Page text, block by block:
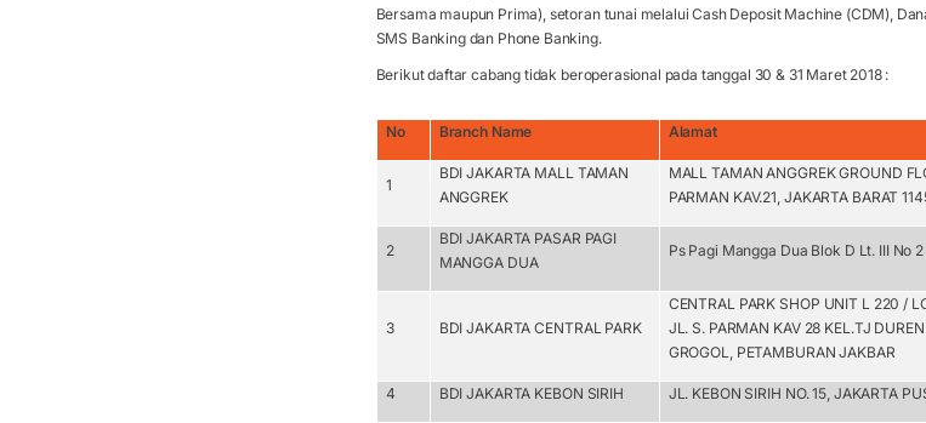
Bersama maupun Prima), setoran tunai melalui Cash Deposit Machine (CDM),
SMS Banking dan Phone Banking.
Berikut daftar cabang tidak beroperasional pada tanggal 30 & 31 Maret 2018 :
No Branch Name Alamat
1
BDI JAKARTA MALL TAMAN
ANGGREK
MALL TAMAN ANGGREK GROUND
PARMAN KAV.21, JAKARTA BARAT
2
BDI JAKARTA PASAR PAGI
MANGGA DUA
Ps Pagi Mangga Dua Blok D Lt. III No
3 BDI JAKARTA CENTRAL PARK
CENTRAL PARK SHOP UNIT L 220 /
JL. S. PARMAN KAV 28 KEL.TJ
GROGOL, PETAMBURAN JAKBAR
4 BDI JAKARTA KEBON SIRIH JL. KEBON SIRIH NO. 15, JAKARTA